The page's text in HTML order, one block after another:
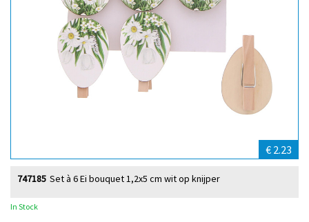
€ 2.23
Set à 6 Ei bouquet 1,2x5 cm wit op knijper
747185
In Stock